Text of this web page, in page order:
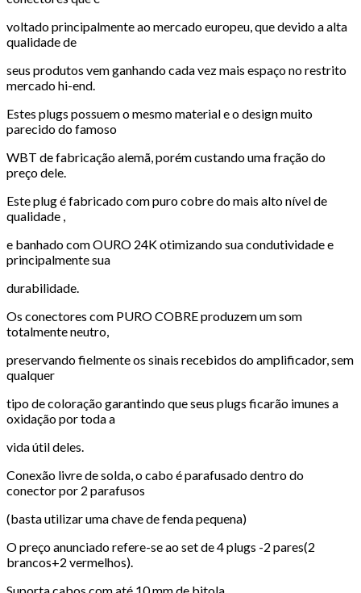
voltado principalmente ao mercado europeu, que devido a alta
qualidade de
seus produtos vem ganhando cada vez mais espaço no restrito
mercado hi-end.
Estes plugs possuem o mesmo material e o design muito
parecido do famoso
WBT de fabricação alemã, porém custando uma fração do
preço dele.
Este plug é fabricado com puro cobre do mais alto nível de
qualidade ,
e banhado com OURO 24K otimizando sua condutividade e
principalmente sua
durabilidade.
Os conectores com PURO COBRE produzem um som
totalmente neutro,
preservando fielmente os sinais recebidos do amplificador, sem
qualquer
tipo de coloração garantindo que seus plugs ficarão imunes a
oxidação por toda a
vida útil deles.
Conexão livre de solda, o cabo é parafusado dentro do
conector por 2 parafusos
(basta utilizar uma chave de fenda pequena)
O preço anunciado refere-se ao set de 4 plugs -2 pares(2
brancos+2 vermelhos).